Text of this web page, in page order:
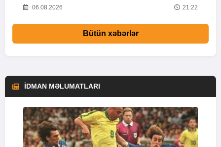
06.08.2026 21:22
Bütün xəbərlər
İDMAN MƏLUMATLARI